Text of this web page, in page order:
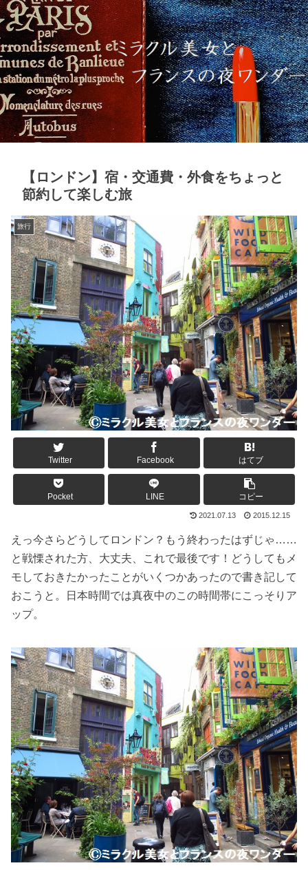
【ロンドン】宿・交通費・外食をちょっと
節約して楽しむ旅
旅行
Twitter Facebook はてブ
Pocket LINE コピー
2021.07.13 2015.12.15
えっ今さらどうしてロンドン？もう終わったはずじゃ……
と戦慄された方、大丈夫、これで最後です！どうしてもメ
モしておきたかったことがいくつかあったので書き記して
おこうと。日本時間では真夜中のこの時間帯にこっそりア
ップ。